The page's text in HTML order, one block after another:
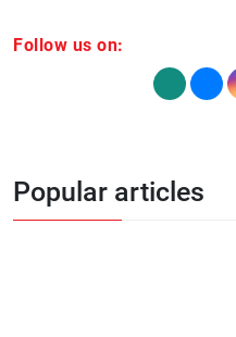
Follow us on:
Popular articles